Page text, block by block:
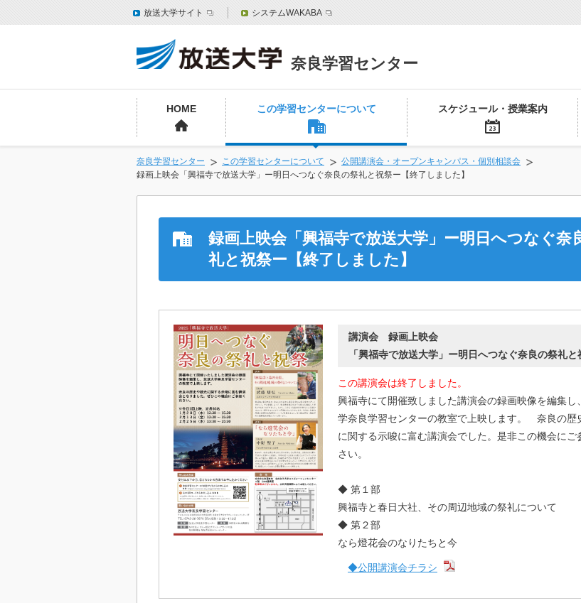
放送大学サイト システムWAKABA
奈良学習センター
HOME この学習センターについて スケジュール・授業案内
奈良学習センター この学習センターについて
公開講演会・オープンキャンパス・個別相談会
録画上映会「興福寺で放送大学」ー明日へつなぐ奈良の祭礼と祝祭ー【終了しました】
録画上映会「興福寺で放送大学」ー明日へつなぐ奈
礼と祝祭ー【終了しました】
講演会 録画上映会
「興福寺で放送大学」ー明日へつなぐ奈良の祭礼と
この講演会は終了しました。
興福寺にて開催致しました講演会の録画映像を編集し
学奈良学習センターの教室で上映します。 奈良の歴
に関する示唆に富む講演会でした。是非この機会にご
さい。
◆ 第１部
興福寺と春日大社、その周辺地域の祭礼について
◆ 第２部
なら燈花会のなりたちと今
◆公開講演会チラシ